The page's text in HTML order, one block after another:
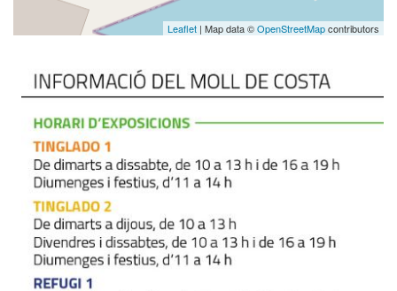
Leaflet | Map data ©OpenStreetMapcontributors